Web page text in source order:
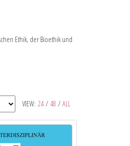
Ethik, der Bioethik und
VIEW: 24 / 48 / ALL